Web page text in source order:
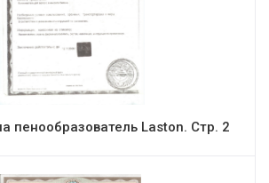
пенообразователь Laston. Стр. 2